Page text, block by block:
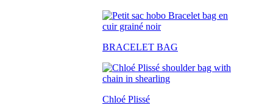
BRACELET BAG
Chloé Plissé